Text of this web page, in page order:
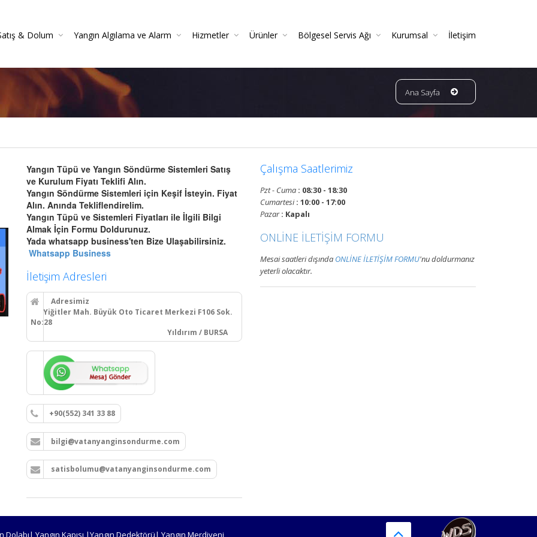
& Dolum Yangın Algılama ve Alarm Hizmetler Ürünler Bölgesel Servis Ağı Kurumsal İletişim
Ana Sayfa
Yangın Tüpü ve Yangın Söndürme Sistemleri Satış
ve Kurulum Fiyatı Teklifi Alın.
Yangın Söndürme Sistemleri için Keşif İsteyin. Fiyat
Alın. Anında Tekliflendirelim.
Yangın Tüpü ve Sistemleri Fiyatları ile İlgili Bilgi
Almak İçin Formu Doldurunuz.
Yada whatsapp business'ten Bize Ulaşabilirsiniz.
Whatsapp Business
İletişim Adresleri
Adresimiz
Yiğitler Mah. Büyük Oto Ticaret Merkezi F106 Sok.
No:28
Yıldırım / BURSA
+90(552) 341 33 88
bilgi@vatanyanginsondurme.com
satisbolumu@vatanyanginsondurme.com
Çalışma Saatlerimiz
Pzt - Cuma : 08:30 - 18:30
Cumartesi: 10:00 - 17:00
Pazar: Kapalı
ONLİNE İLETİŞİM FORMU
Mesai saatleri dışında ONLİNE İLETİŞİM FORMU'nu doldurmanız
yeterli olacaktır.
Yangın Kapısı |Yangın Dedektörü| Yangın Merdiveni